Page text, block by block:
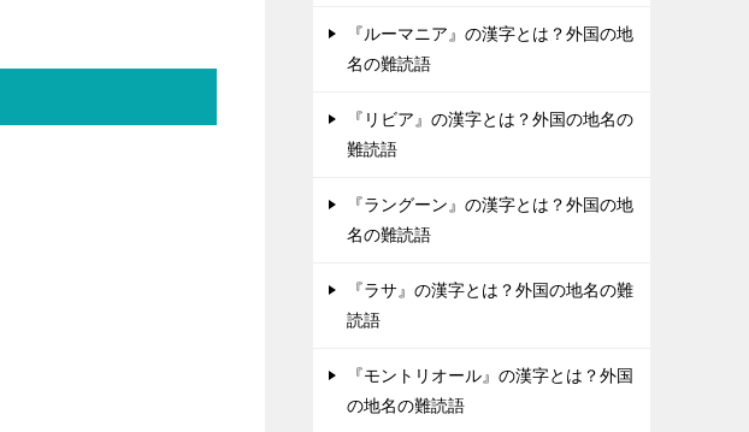
『ルーマニア』の漢字とは？外国の地
名の難読語
『リビア』の漢字とは？外国の地名の
難読語
『ラングーン』の漢字とは？外国の地
名の難読語
『ラサ』の漢字とは？外国の地名の難
読語
『モントリオール』の漢字とは？外国
の地名の難読語